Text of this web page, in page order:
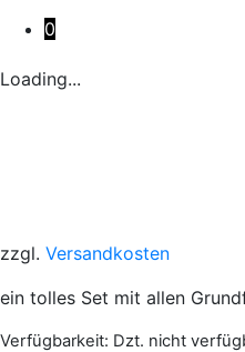
0
Loading...
zzgl. Versandkosten
ein tolles Set mit allen
Verfügbarkeit: Dzt. nicht